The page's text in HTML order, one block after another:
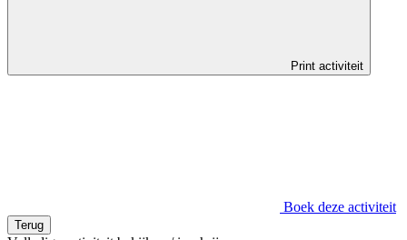
Print activiteit
Boek deze activiteit
Terug